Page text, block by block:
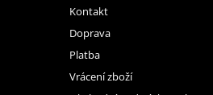
Kontakt
Doprava
Platba
Vrácení zboží